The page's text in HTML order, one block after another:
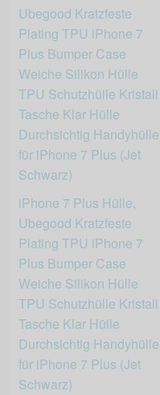
iPhone 7 Plus Hülle,
Ubegood Kratzfeste
Plating TPU iPhone 7
Plus Bumper Case
Weiche Silikon Hülle
TPU Schutzhülle Kristall
Tasche Klar Hülle
Durchsichtig Handyhülle
für iPhone 7 Plus (Jet
Schwarz)